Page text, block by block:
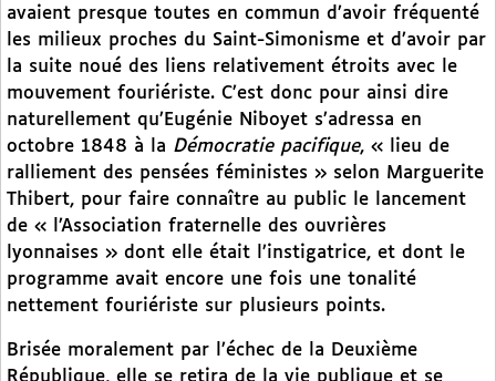
avaient presque toutes en commun d’avoir fréquenté
les milieux proches du Saint-Simonisme et d’avoir par
la suite noué des liens relativement étroits avec le
mouvement fouriériste. C’est donc pour ainsi dire
naturellement qu’Eugénie Niboyet s’adressa en
octobre 1848 à la Démocratie pacifique, « lieu de
ralliement des pensées féministes » selon Marguerite
Thibert, pour faire connaître au public le lancement
de « l’Association fraternelle des ouvrières
lyonnaises » dont elle était l’instigatrice, et dont le
programme avait encore une fois une tonalité
nettement fouriériste sur plusieurs points.
Brisée moralement par l’échec de la Deuxième
République, elle se retira de la vie publique et se